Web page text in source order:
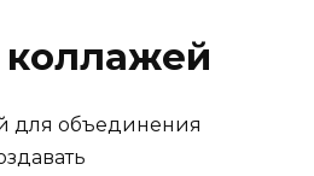
для объединения